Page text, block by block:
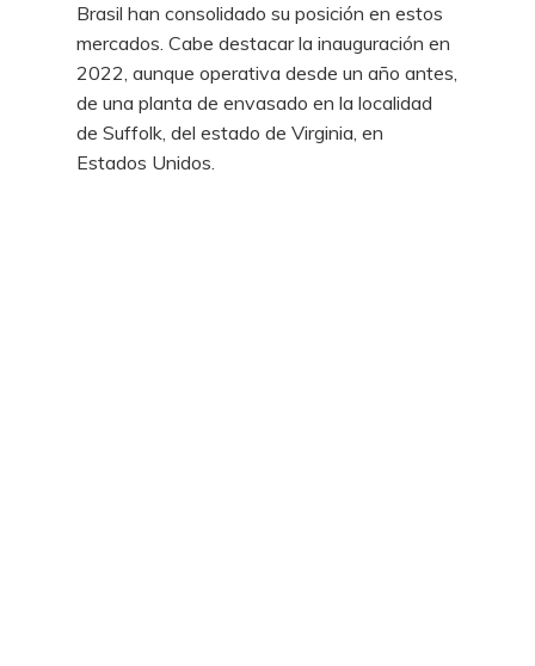
Brasil han consolidado su posición en estos
mercados. Cabe destacar la inauguración en
2022, aunque operativa desde un año antes,
de una planta de envasado en la localidad
de Suffolk, del estado de Virginia, en
Estados Unidos.